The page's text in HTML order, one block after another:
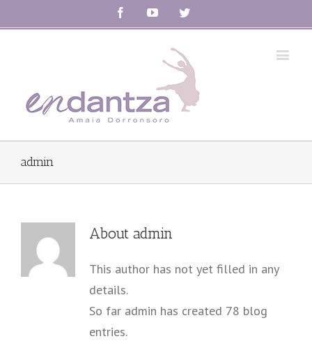
FacebookYoutubeTwitter
admin
About admin
This author has not yet filled in any
details.
So far admin has created 78 blog
entries.